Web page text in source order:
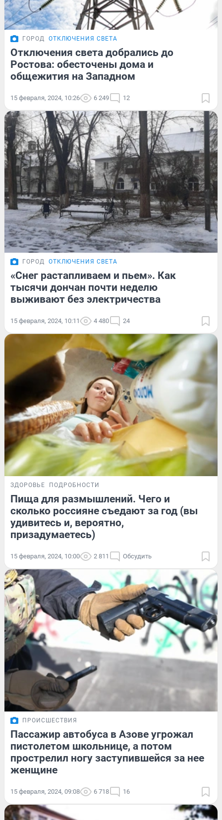
ГОРОД ОТКЛЮЧЕНИЯ СВЕТА
Отключения света добрались до
Ростова: обесточены дома и
общежития на Западном
15 февраля, 2024, 10:26 6 249 12
ГОРОД ОТКЛЮЧЕНИЯ СВЕТА
«Снег растапливаем и пьем». Как
тысячи дончан почти неделю
выживают без электричества
15 февраля, 2024, 10:11 4 480 24
ЗДОРОВЬЕ ПОДРОБНОСТИ
Пища для размышлений. Чего и
сколько россияне съедают за год (вы
удивитесь и, вероятно,
призадумаетесь)
15 февраля, 2024, 10:00 2 811 Обсудить
ПРОИСШЕСТВИЯ
Пассажир автобуса в Азове угрожал
пистолетом школьнице, а потом
прострелил ногу заступившейся за нее
женщине
15 февраля, 2024, 09:08 6 718 16